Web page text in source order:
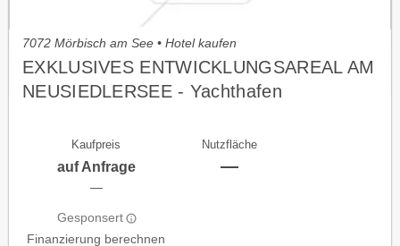
7072 Mörbisch am See • Hotel kaufen
EXKLUSIVES ENTWICKLUNGSAREAL AM
NEUSIEDLERSEE - Yachthafen
Kaufpreis
auf Anfrage
—
Gesponsert
Finanzierung berechnen
Nutzfläche
—